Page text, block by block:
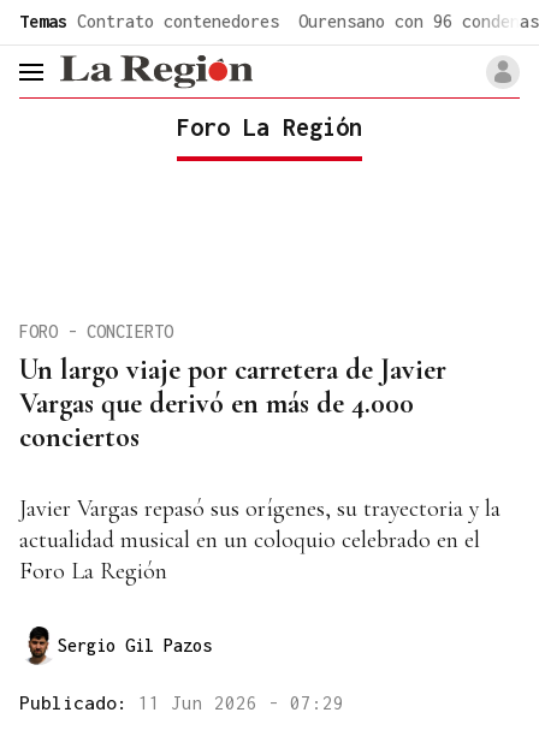
Temas Contrato contenedores Ourensano con 96 condenas
header.menu.open
Foro La Región
Un largo viaje por carretera de Javier
Vargas que derivó en más de 4.000
conciertos
FORO - CONCIERTO
Javier Vargas repasó sus orígenes, su trayectoria y la
actualidad musical en un coloquio celebrado en el
Foro La Región
Sergio Gil Pazos
Publicado: 11 Jun 2026 - 07:29